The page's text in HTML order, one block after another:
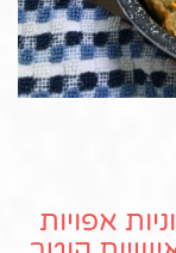
טבעוניות אפויות